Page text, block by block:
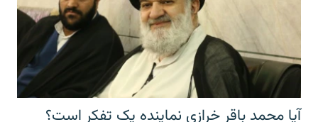
آیا محمد باقر خرازی نماینده یک تفکر است؟